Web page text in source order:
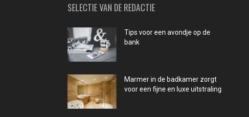
SELECTIE VAN DE REDACTIE
Tips voor een avondje op de
bank
Marmer in de badkamer zorgt
voor een fijne en luxe uitstraling